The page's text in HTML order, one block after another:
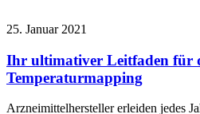
25. Januar 2021
Ihr ultimativer Leitfaden für
Temperaturmapping
Arzneimittelhersteller erleiden jedes